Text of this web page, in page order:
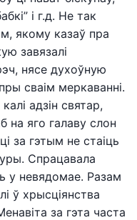
і г.д. Не так
якому казаў пра
завязалі
нясе духоўную
сваім меркаванні.
адзін святар,
на яго галаву слон
за гэтым не стаіць
Спрацавала
у невядомае. Разам
ў хрысціянства
за гэта часта